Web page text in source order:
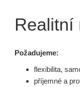
Realitní
Požadujeme:
flexibilita,
příjemné a